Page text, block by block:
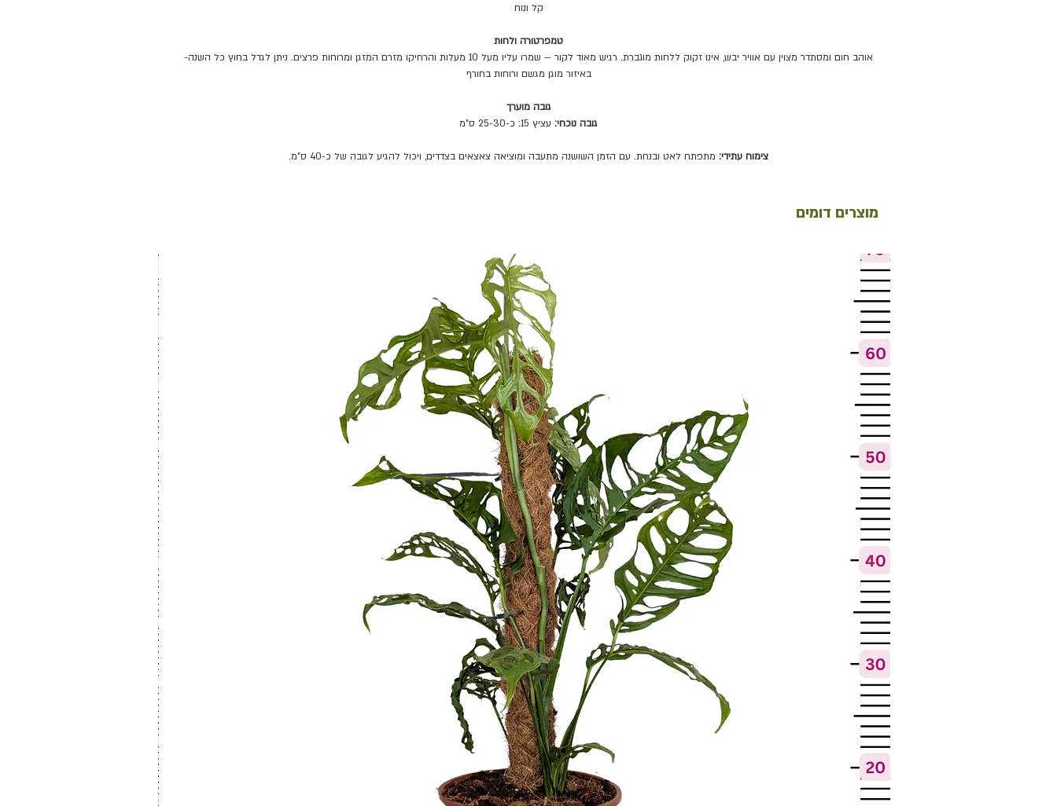
קל ונוח
טמפרטורה ולחות
אוהב חום ומסתדר מצוין עם אוויר יבש, אינו זקוק ללחות מוגברת. רגיש מאוד לקור — שמרו עליו מעל 10 מעלות והרחיקו מזרם המזגן ומרוחות פרצים. ניתן לגדל בחוץ כל השנה-
באיזור מוגן מגשם ורוחות בחורף
גובה מוערך
גובה נוכחי: עציץ 15: כ-25-30 ס"מ
צימוח עתידי: מתפתח לאט ובנחת. עם הזמן השושנה מתעבה ומוציאה צאצאים בצדדים, ויכול להגיע לגובה של כ-40 ס"מ.
מוצרים דומים